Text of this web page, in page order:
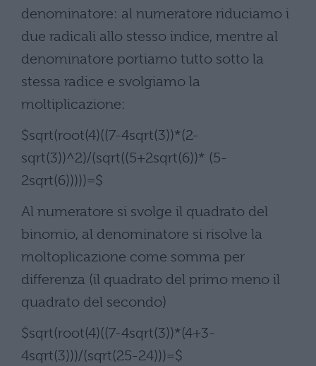
denominatore: al numeratore riduciamo i
due radicali allo stesso indice, mentre al
denominatore portiamo tutto sotto la
stessa radice e svolgiamo la
moltiplicazione:
$sqrt(root(4)((7-4sqrt(3))*(2-
sqrt(3))^2)/(sqrt((5+2sqrt(6))* (5-
2sqrt(6)))))=$
Al numeratore si svolge il quadrato del
binomio, al denominatore si risolve la
moltoplicazione come somma per
differenza (il quadrato del primo meno il
quadrato del secondo)
$sqrt(root(4)((7-4sqrt(3))*(4+3-
4sqrt(3)))/(sqrt(25-24)))=$